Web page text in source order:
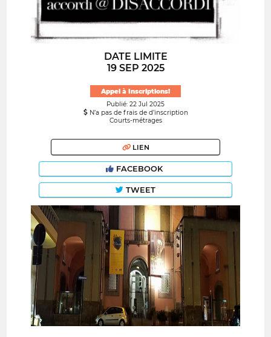
DATE LIMITE
19 SEP 2025
Appel à Inscriptions!
Publié: 22 Jul 2025
N’a pas de frais de d’inscription
Courts-métrages
LIEN
FACEBOOK
TWEET